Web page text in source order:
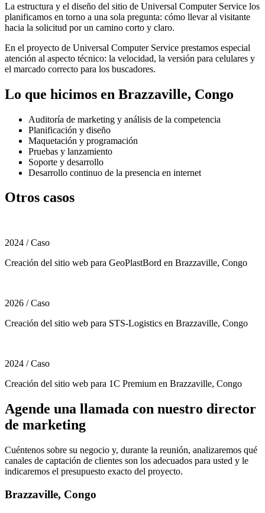
La estructura y el diseño del sitio de Universal Computer Service los
planificamos en torno a una sola pregunta: cómo llevar al visitante
hacia la solicitud por un camino corto y claro.
En el proyecto de Universal Computer Service prestamos especial
atención al aspecto técnico: la velocidad, la versión para celulares y
el marcado correcto para los buscadores.
Lo que hicimos en Brazzaville, Congo
Auditoría de marketing y análisis de la competencia
Planificación y diseño
Maquetación y programación
Pruebas y lanzamiento
Soporte y desarrollo
Desarrollo continuo de la presencia en internet
Otros casos
2024 / Caso
Creación del sitio web para GeoPlastBord en Brazzaville, Congo
2026 / Caso
Creación del sitio web para STS-Logistics en Brazzaville, Congo
2024 / Caso
Creación del sitio web para 1C Premium en Brazzaville, Congo
Agende una llamada con nuestro director
de marketing
Cuéntenos sobre su negocio y, durante la reunión, analizaremos qué
canales de captación de clientes son los adecuados para usted y le
indicaremos el presupuesto exacto del proyecto.
Brazzaville, Congo